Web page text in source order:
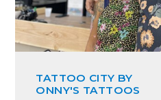
TATTOO CITY BY
ONNY'S TATTOOS